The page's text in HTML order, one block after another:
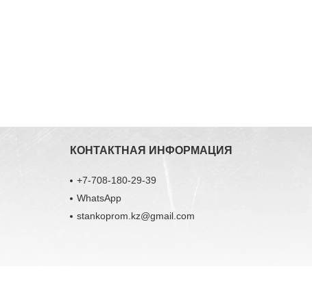
КОНТАКТНАЯ ИНФОРМАЦИЯ
+7-708-180-29-39
WhatsApp
stankoprom.kz@gmail.com